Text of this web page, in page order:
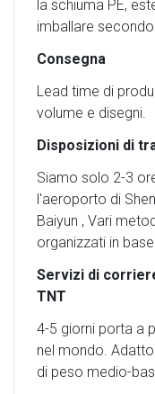
la schiuma PE,
imballare
Consegna
Lead time di
volume e disegni.
Disposizioni di
Siamo solo 2-3
l'aeroporto di
Baiyun , Vari
organizzati in
Servizi di
TNT
4-5 giorni porta a
nel mondo.
di peso medio-